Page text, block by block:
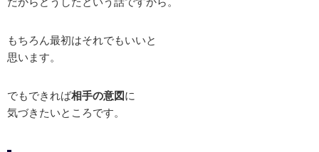
もちろん最初はそれでもいいと
思います。
でもできれば相手の意図に
気づきたいところです。